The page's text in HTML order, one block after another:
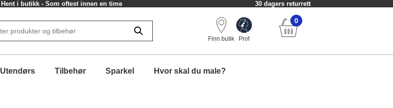
Hent i butikk - Som oftest innen en time 30 dagers returrett
Finn butik Prof
0
Utendørs Tilbehør Sparkel Hvor skal du male?